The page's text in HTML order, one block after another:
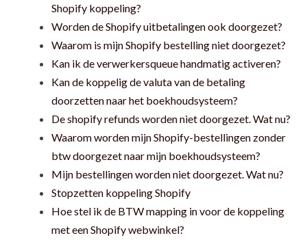
Shopify koppeling?
Worden de Shopify uitbetalingen ook doorgezet?
Waarom is mijn Shopify bestelling niet doorgezet?
Kan ik de verwerkersqueue handmatig activeren?
Kan de koppelig de valuta van de betaling
doorzetten naar het boekhoudsysteem?
De shopify refunds worden niet doorgezet. Wat nu?
Waarom worden mijn Shopify-bestellingen zonder
btw doorgezet naar mijn boekhoudsysteem?
Mijn bestellingen worden niet doorgezet. Wat nu?
Stopzetten koppeling Shopify
Hoe stel ik de BTW mapping in voor de koppeling
met een Shopify webwinkel?